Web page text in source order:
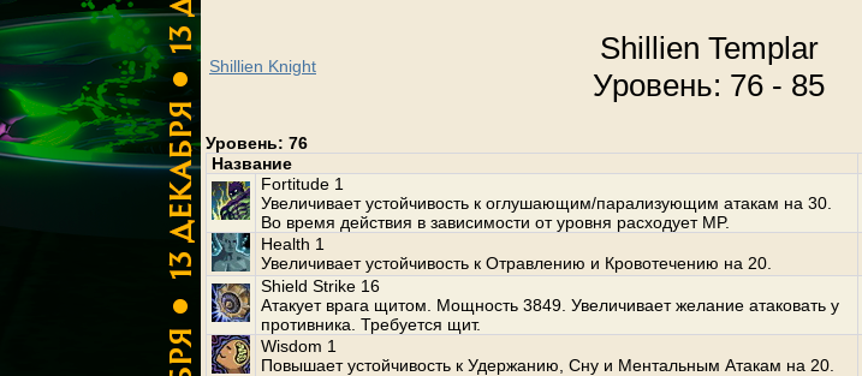
Shillien Knight
Shillien Templar
Уровень: 76 - 85
Уровень: 76
Название
Fortitude 1
Увеличивает устойчивость к оглушающим/парализующим атакам на 30.
Во время действия в зависимости от уровня расходует MP.
Health 1
Увеличивает устойчивость к Отравлению и Кровотечению на 20.
Shield Strike 16
Атакует врага щитом. Мощность 3849. Увеличивает желание атаковать у
противника. Требуется щит.
Wisdom 1
Повышает устойчивость к Удержанию, Сну и Ментальным Атакам на 20.